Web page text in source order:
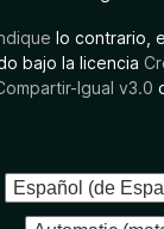
lo contrario,
bajo la licencia
Igual v3.0